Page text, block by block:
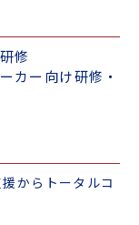
修
カー向け研修・
からトータルコ